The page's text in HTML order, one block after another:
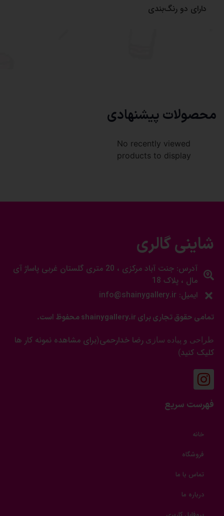
دارای دو رنگ‌بندی
محصولات پیشنهادی
No recently viewed
products to display
شاینی گالری
آدرس: جنت آباد مرکزی ، 20 متری گلستان غربی پاساژ آی
مال ، پلاک 18
ایمیل: info@shainygallery.ir
تمامی حقوق تجاری برای shainygallery.ir محفوظ است.
طراحی و پیاده سازی رضا خدارحمی(برای مشاهده نمونه کار ها
کلیک کنید)
فهرست سریع
خانه
فروشگاه
تماس با ما
درباره ما